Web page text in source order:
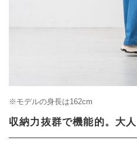
※モデルの身長は162cm
収納力抜群で機能的。大